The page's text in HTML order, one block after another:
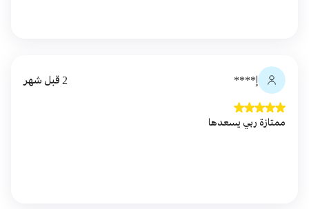
إ**** 2 قبل شهر
ممتازة ربي يسعدها